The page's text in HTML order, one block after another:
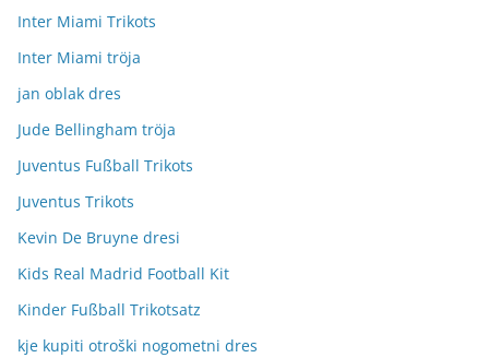
Inter Miami Trikots
Inter Miami tröja
jan oblak dres
Jude Bellingham tröja
Juventus Fußball Trikots
Juventus Trikots
Kevin De Bruyne dresi
Kids Real Madrid Football Kit
Kinder Fußball Trikotsatz
kje kupiti otroški nogometni dres